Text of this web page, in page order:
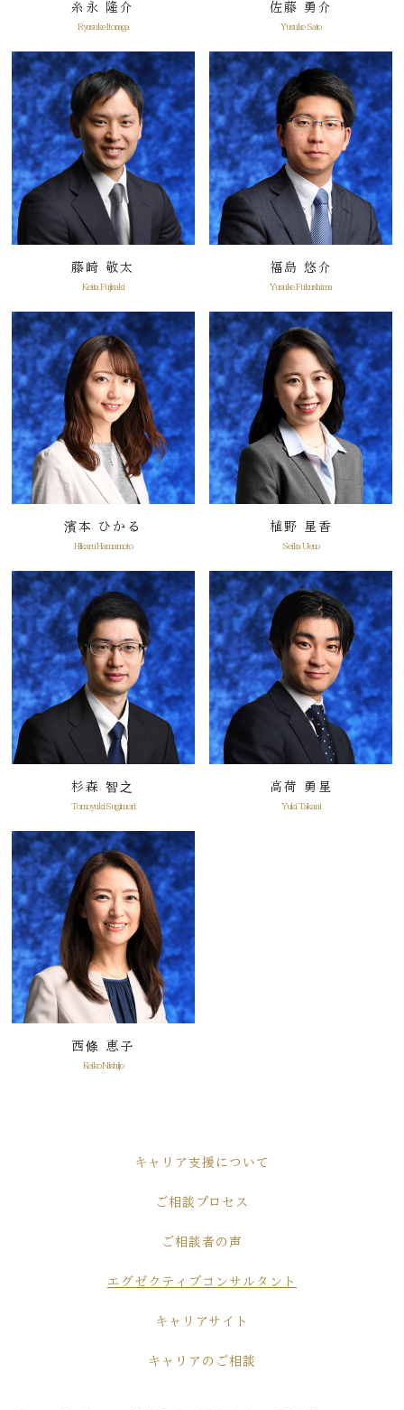
糸永 隆介
Ryusuke Itonaga
佐藤 勇介
Yusuke Sato
藤崎 敬太
Keita Fujisaki
福島 悠介
Yusuke Fukushima
濱本 ひかる
Hikaru Hamamoto
植野 星香
Seika Ueno
杉森 智之
Tomoyuki Sugimori
高荷 勇星
Yuki Takani
西條 恵子
Keiko Nishijo
キャリア支援について
ご相談プロセス
ご相談者の声
エグゼクティブコンサルタント
キャリアサイト
キャリアのご相談